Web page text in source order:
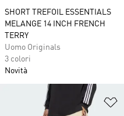
SHORT TREFOIL ESSENTIALS
MELANGE 14 INCH FRENCH
TERRY
Uomo Originals
3 colori
Novità